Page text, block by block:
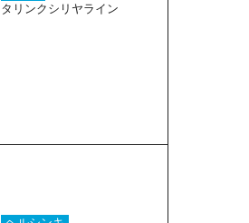
タリンクシリヤライン